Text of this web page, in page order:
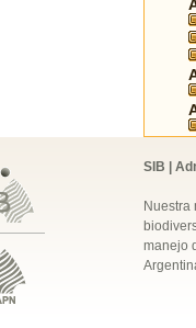
SIB |
Nuestra
manejo